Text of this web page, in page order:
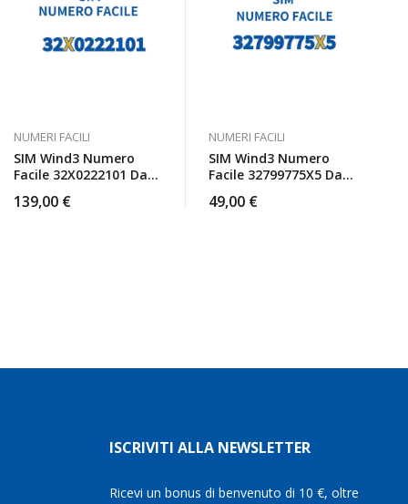
NUMERI FACILI
SIM Wind3 Numero
Facile 32X0222101 Da
139,00 €
NUMERI FACILI
SIM Wind3 Numero
Facile 32799775X5 Da
49,00 €
ISCRIVITI ALLA NEWSLETTER
Ricevi un bonus di benvenuto di 10 €, oltre